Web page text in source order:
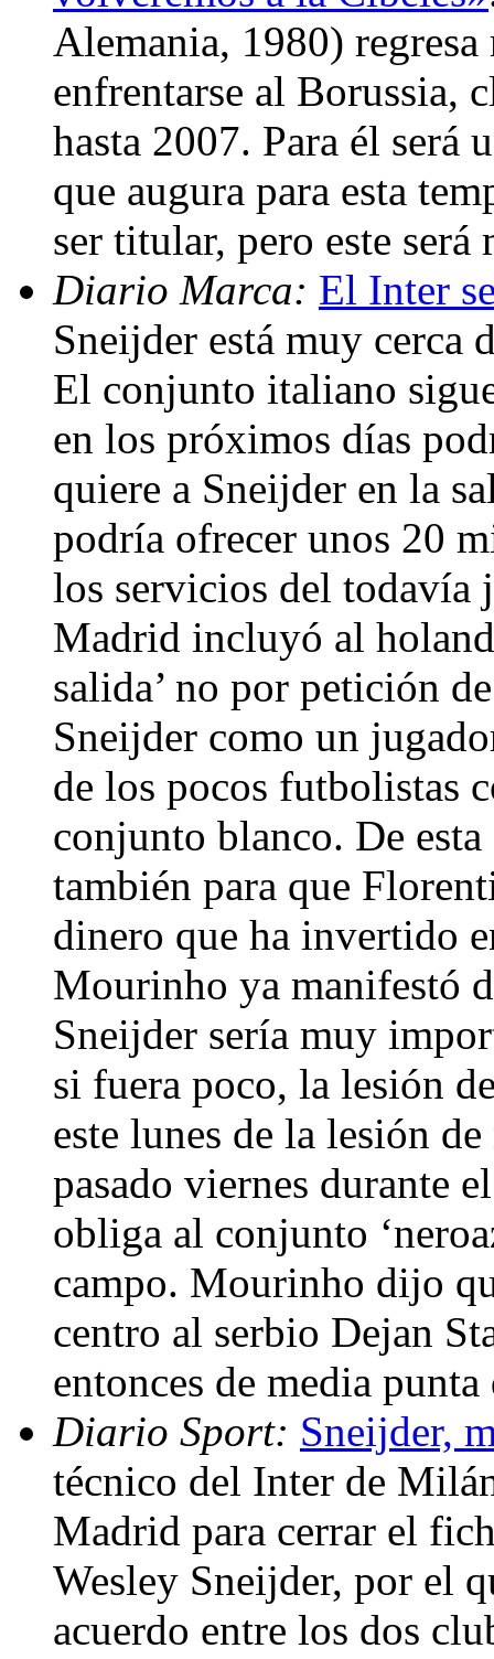
Alemania, 1980)
enfrentarse al Borussia,
hasta 2007. Para él será
que augura para esta
ser titular, pero este
Diario Marca: El Inter
Sneijder está muy cerca
El conjunto italiano
en los próximos días
quiere a Sneijder en la
podría ofrecer unos 20
los servicios del todavía
Madrid incluyó al
salida’ no por petición
Sneijder como un
de los pocos futbolistas
conjunto blanco. De
también para que
dinero que ha invertido
Mourinho ya manifestó
Sneijder sería muy
si fuera poco, la lesión
este lunes de la lesión
pasado viernes durante
obliga al conjunto
campo. Mourinho dijo
centro al serbio Dejan
entonces de media
Diario Sport: Sneijder,
técnico del Inter de
Madrid para cerrar el
Wesley Sneijder, por el
acuerdo entre los dos